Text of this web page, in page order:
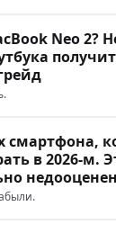
Neo 2?
получит
смартфона,
в 2026-м.